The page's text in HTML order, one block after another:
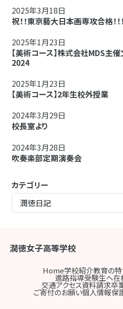
2025年3月18日
祝！！東京藝大日本画専攻合格！！！
2025年1月23日
【美術コース】株式会社MDS主
2024
2025年1月23日
【美術コース】2年生校外授業
2024年3月29日
校長室より
2024年3月28日
吹奏楽部定期演奏会
カテゴリー
潤徳女子高等学校
Home学校紹介教育の
進路指導受験生へ在
交通アクセス資料請求卒
ご寄付のお願い個人情報保